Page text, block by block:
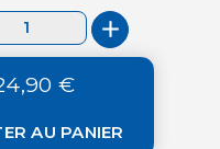
€
AU PANIER